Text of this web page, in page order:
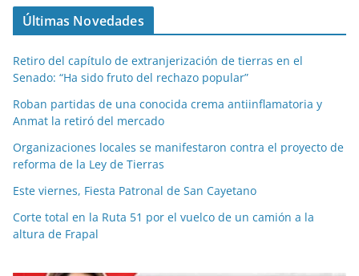
Últimas Novedades
Retiro del capítulo de extranjerización de tierras en el
Senado: “Ha sido fruto del rechazo popular”
Roban partidas de una conocida crema antiinflamatoria y
Anmat la retiró del mercado
Organizaciones locales se manifestaron contra el proyecto de
reforma de la Ley de Tierras
Este viernes, Fiesta Patronal de San Cayetano
Corte total en la Ruta 51 por el vuelco de un camión a la
altura de Frapal